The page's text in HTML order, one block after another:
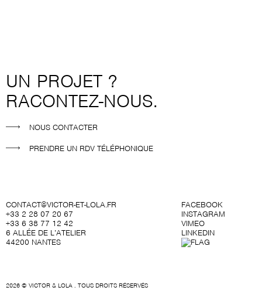
UN PROJET ?
RACONTEZ-NOUS.
NOUS CONTACTER
PRENDRE UN RDV TÉLÉPHONIQUE
CONTACT@VICTOR-ET-LOLA.FR
+33 2 28 07 20 67
+33 6 38 77 12 42
6 ALLÉE DE L’ATELIER
44200 NANTES
FACEBOOK
INSTAGRAM
VIMEO
LINKEDIN
2026 © VICTOR & LOLA . TOUS DROITS RÉSERVÉS